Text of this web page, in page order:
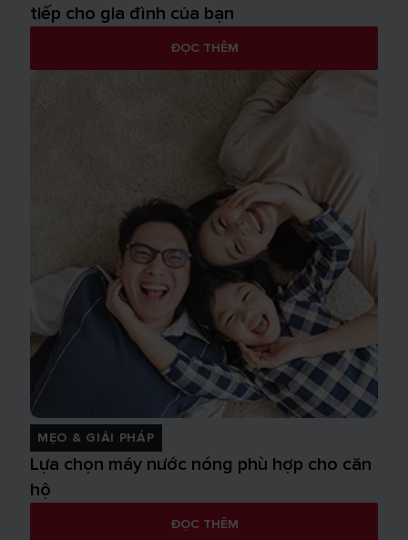
tiếp cho gia đình của bạn
ĐỌC THÊM
MẸO & GIẢI PHÁP
Lựa chọn máy nước nóng phù hợp cho căn
hộ
ĐỌC THÊM